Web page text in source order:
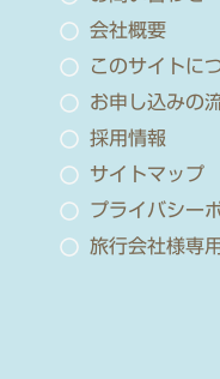
会社概要
このサイトに
お申し込みの
採用情報
サイトマップ
プライバシー
旅行会社様専